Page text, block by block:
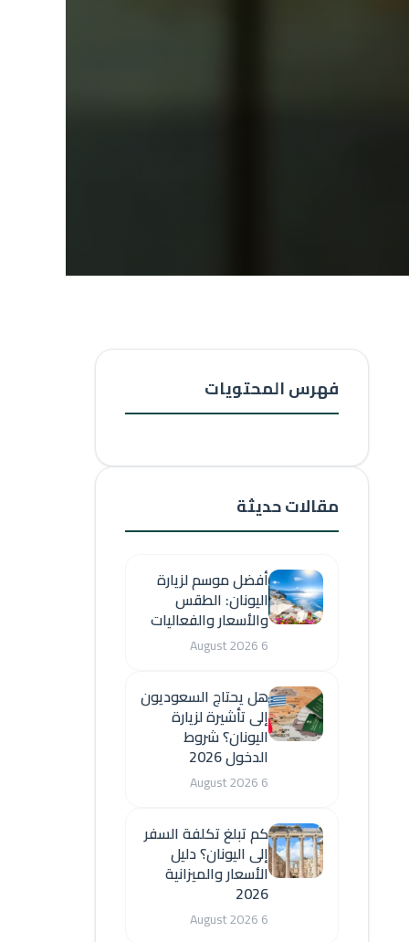
فهرس المحتويات
مقالات حديثة
أفضل موسم لزيارة
اليونان: الطقس
والأسعار والفعاليات
6 August 2026
هل يحتاج السعوديون
إلى تأشيرة لزيارة
اليونان؟ شروط
الدخول 2026
6 August 2026
كم تبلغ تكلفة السفر
إلى اليونان؟ دليل
الأسعار والميزانية
2026
6 August 2026